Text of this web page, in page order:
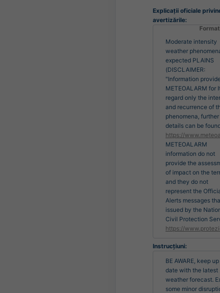
Explicații oficiale
avertizările:
Moderate intensity
weather
expected PLAINS
(DISCLAIMER:
"Information
METEOALARM for
regard only the
and recurrence of
phenomena, further
details can be
https://
METEOALARM
information do not
provide the
of impact on the
and they do not
represent the
Alerts messages
issued by the
Civil Protection
https://
Instrucțiuni:
BE AWARE, keep
date with the latest
weather forecast.
some minor